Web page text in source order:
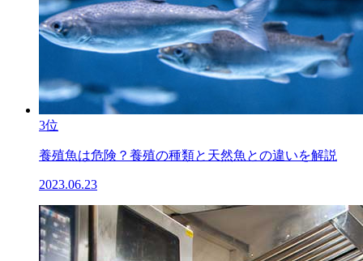
3位
養殖魚は危険？養殖の種類と天然魚との違いを解説
2023.06.23